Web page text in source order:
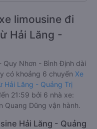
limousine đi
Hải Lăng -
Quy Nhơn - Bình Định dài
có khoảng 6 chuyến Xe
Hải Lăng - Quảng Trị
21:59 bởi 6 nhà xe:
Quang Dũng vận hành.
Hải Lăng - Quảng